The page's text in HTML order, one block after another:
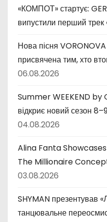
и
«КОМПОТ» стартує:
випустили перший трек
Нова пісня
присвячена тим, хто
06.08.2026
Summer WEEKEND by
відкриє новий сезон
04.08.2026
Alina Fanta
The Millionaire
03.08.2026
SHYMAN презентував
танцювальне